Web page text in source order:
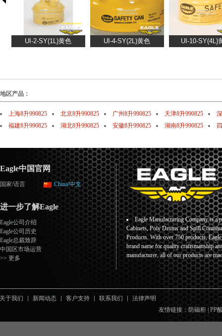
地区产品：
上海8升990825 北京8升990825 广州8升990825 天津8升990825
福建8升990825
湖北8升990825 安徽8升990825 湖南8升990825
Eagle中国官网
国家/语言 China/中文
进一步了解Eagle
Eagle公司介绍
Eagle公司历史
Eagle总裁致辞
中国区市场运营
>> 更多
Eagle Manufacturing Company is a
Cabinets, Poly Drums and Spill
Products. With over 750 products,
brand name for quality craftsmanship
manufacturer, all of our products are
关于我们 新闻动态 客户支持 联系我们
法律声明
友情链接： 防磁柜 PP